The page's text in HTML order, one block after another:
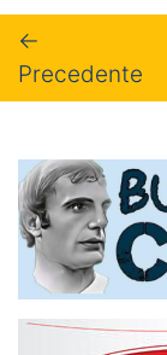
←
Precedente